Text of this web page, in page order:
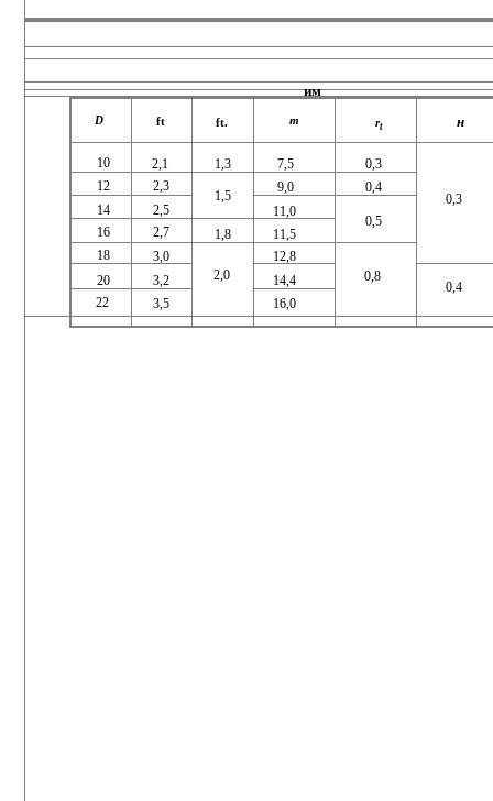
им
D ft ft. т rt н
10 2,1 1,3 7,5 0,3
0,3
12 2,3
1,5
9,0
0,4
14
2,5 11,0
0,5
16 2,7 1,8
11,5
18
3,0
2,0
12,8
0,8
20 3,2 14,4
0,4
22
3,5 16,0